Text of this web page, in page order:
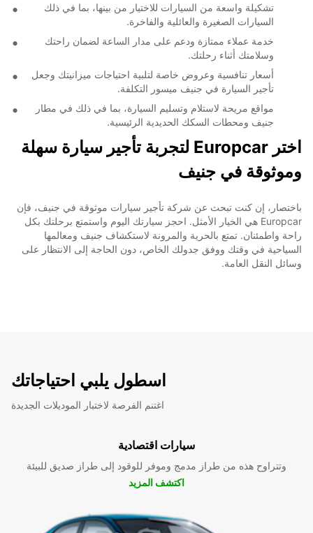
تشكيلة واسعة من السيارات للاختيار من بينها، بما في ذلك
السيارات الصغيرة والعائلية والفاخرة.
خدمة عملاء ممتازة ودعم على مدار الساعة لضمان راحتك
وسلامتك أثناء رحلتك.
أسعار تنافسية وعروض خاصة لتلبية احتياجات ميزانيتك وجعل
تأجير السيارة في جنيف ميسور التكلفة.
مواقع مريحة لاستلام وتسليم السيارة، بما في ذلك في مطار
جنيف ومحطات السكك الحديدية الرئيسية.
اختر Europcar لتجربة تأجير سيارة سهلة
وموثوقة في جنيف
باختصار، إن كنت تبحث عن شركة تأجير سيارات موثوقة في جنيف، فإن
Europcar هي الخيار الأمثل. احجز سيارتك اليوم واستمتع برحلتك بكل
راحة واطمئنان. تمتع بالحرية والمرونة لاستكشاف جنيف ومعالمها
السياحية في وقتك ووفق جدولك الخاص، دون الحاجة إلى الانتظار على
وسائل النقل العامة.
اسطول يلبي احتياجاتك
اغتنم الفرصة لاختبار الموديلات الجديدة
سيارات اقتصادية
وتتراوح هذه من طراز مدمج وموفر للوقود إلى طراز صديق للبيئة
اكتشف المزيد